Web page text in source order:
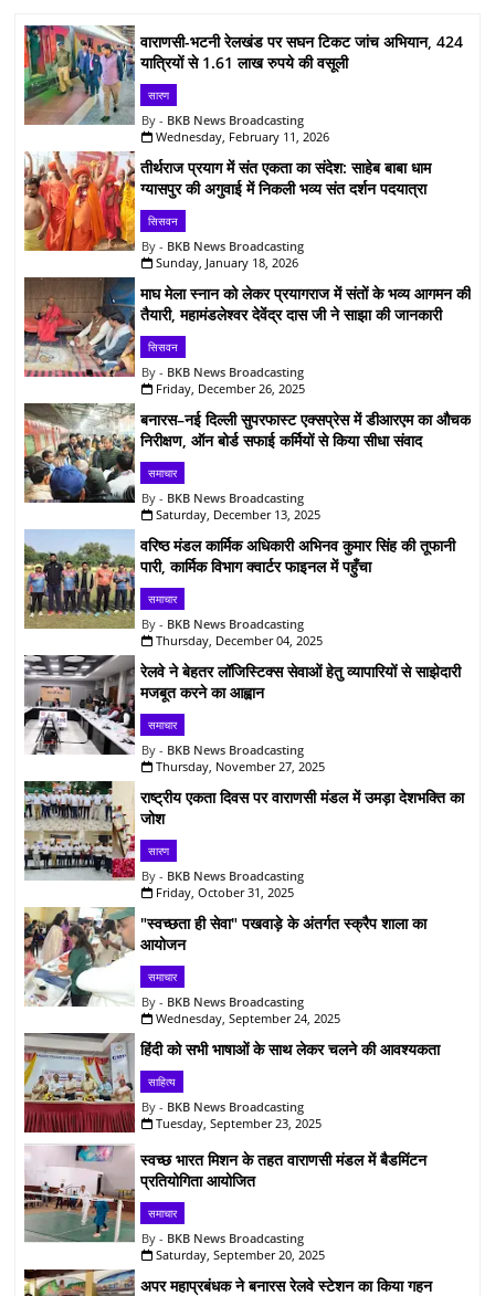
वाराणसी-भटनी रेलखंड पर सघन टिकट जांच अभियान, 424
यात्रियों से 1.61 लाख रुपये की वसूली
सारण
BKB News Broadcasting
Wednesday, February 11, 2026
तीर्थराज प्रयाग में संत एकता का संदेश: साहेब बाबा धाम
ग्यासपुर की अगुवाई में निकली भव्य संत दर्शन पदयात्रा
सिसवन
BKB News Broadcasting
Sunday, January 18, 2026
माघ मेला स्नान को लेकर प्रयागराज में संतों के भव्य आगमन की
तैयारी, महामंडलेश्वर देवेंद्र दास जी ने साझा की जानकारी
सिसवन
BKB News Broadcasting
Friday, December 26, 2025
बनारस–नई दिल्ली सुपरफास्ट एक्सप्रेस में डीआरएम का औचक
निरीक्षण, ऑन बोर्ड सफाई कर्मियों से किया सीधा संवाद
समाचार
BKB News Broadcasting
Saturday, December 13, 2025
वरिष्ठ मंडल कार्मिक अधिकारी अभिनव कुमार सिंह की तूफानी
पारी, कार्मिक विभाग क्वार्टर फाइनल में पहुँचा
समाचार
BKB News Broadcasting
Thursday, December 04, 2025
रेलवे ने बेहतर लॉजिस्टिक्स सेवाओं हेतु व्यापारियों से साझेदारी
मजबूत करने का आह्वान
समाचार
BKB News Broadcasting
Thursday, November 27, 2025
राष्ट्रीय एकता दिवस पर वाराणसी मंडल में उमड़ा देशभक्ति का
जोश
सारण
BKB News Broadcasting
Friday, October 31, 2025
"स्वच्छता ही सेवा" पखवाड़े के अंतर्गत स्क्रैप शाला का
आयोजन
समाचार
BKB News Broadcasting
Wednesday, September 24, 2025
हिंदी को सभी भाषाओं के साथ लेकर चलने की आवश्यकता
साहित्य
BKB News Broadcasting
Tuesday, September 23, 2025
स्वच्छ भारत मिशन के तहत वाराणसी मंडल में बैडमिंटन
प्रतियोगिता आयोजित
समाचार
BKB News Broadcasting
Saturday, September 20, 2025
अपर महाप्रबंधक ने बनारस रेलवे स्टेशन का किया गहन